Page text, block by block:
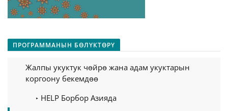
ПРОГРАММАНЫН БӨЛҮКТӨРҮ
Жалпы укуктук чөйрө жана адам укуктарын
коргоону бекемдөө
HELP Борбор Азияда